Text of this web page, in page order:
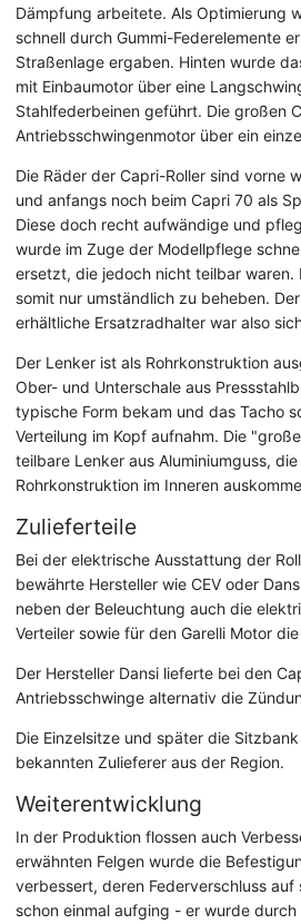
Dämpfung arbeitete. Als Optimierung
schnell durch Gummi-Federelemente
Straßenlage ergaben. Hinten wurde
mit Einbaumotor über eine
Stahlfederbeinen geführt. Die großen
Antriebsschwingenmotor über ein
Die Räder der Capri-Roller sind vorne
und anfangs noch beim Capri 70 als
Diese doch recht aufwändige und
wurde im Zuge der Modellpflege
ersetzt, die jedoch nicht teilbar waren.
somit nur umständlich zu beheben.
erhältliche Ersatzradhalter war also
Der Lenker ist als Rohrkonstruktion
Ober- und Unterschale aus
typische Form bekam und das Tacho
Verteilung im Kopf aufnahm. Die
teilbare Lenker aus Aluminiumguss,
Rohrkonstruktion im Inneren
Zulieferteile
Bei der elektrische Ausstattung der
bewährte Hersteller wie CEV oder
neben der Beleuchtung auch die
Verteiler sowie für den Garelli Motor
Der Hersteller Dansi lieferte bei den
Antriebsschwinge alternativ die
Die Einzelsitze und später die
bekannten Zulieferer aus der Region.
Weiterentwicklung
In der Produktion flossen auch
erwähnten Felgen wurde die
verbessert, deren Federverschluss
schon einmal aufging - er wurde